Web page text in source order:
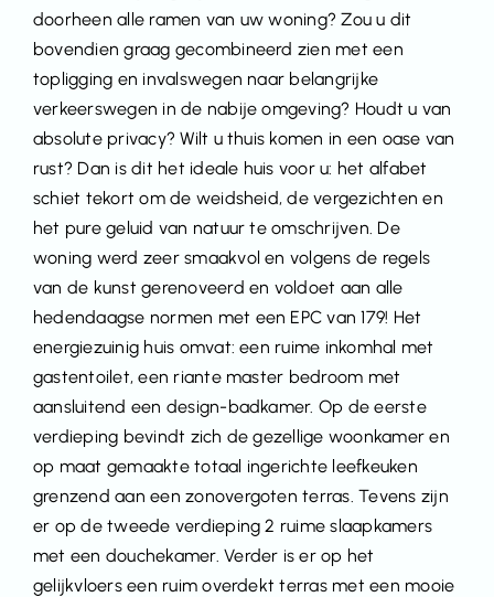
doorheen alle ramen van uw woning? Zou u dit
bovendien graag gecombineerd zien met een
topligging en invalswegen naar belangrijke
verkeerswegen in de nabije omgeving? Houdt u van
absolute privacy? Wilt u thuis komen in een oase van
rust? Dan is dit het ideale huis voor u: het alfabet
schiet tekort om de weidsheid, de vergezichten en
het pure geluid van natuur te omschrijven. De
woning werd zeer smaakvol en volgens de regels
van de kunst gerenoveerd en voldoet aan alle
hedendaagse normen met een EPC van 179! Het
energiezuinig huis omvat: een ruime inkomhal met
gastentoilet, een riante master bedroom met
aansluitend een design-badkamer. Op de eerste
verdieping bevindt zich de gezellige woonkamer en
op maat gemaakte totaal ingerichte leefkeuken
grenzend aan een zonovergoten terras. Tevens zijn
er op de tweede verdieping 2 ruime slaapkamers
met een douchekamer. Verder is er op het
gelijkvloers een ruim overdekt terras met een mooie